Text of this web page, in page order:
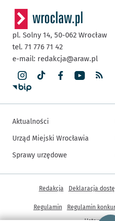
pl. Solny 14, 50-062 Wrocław
tel. 71 776 71 42
e-mail: redakcja@araw.pl
Aktualności
Urząd Miejski Wrocławia
Sprawy urzędowe
Inne informacje
Redakcja Deklaracja
Regulamin Regulamin